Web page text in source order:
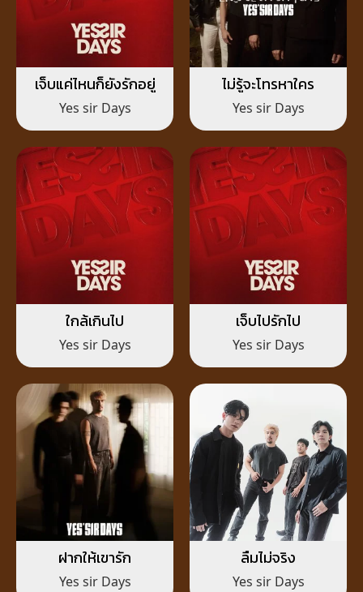
เจ็บแค่ไหนก็ยังรักอยู่
Yes sir Days
ไม่รู้จะโทรหาใคร
Yes sir Days
ใกล้เกินไป
Yes sir Days
เจ็บไปรักไป
Yes sir Days
ฝากให้เขารัก
Yes sir Days
ลืมไม่จริง
Yes sir Days